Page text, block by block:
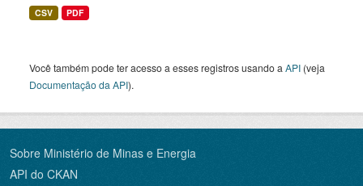
CSV PDF
Você também pode ter acesso a esses registros usando a API (veja
Documentação da API).
Sobre Ministério de Minas e Energia
API do CKAN